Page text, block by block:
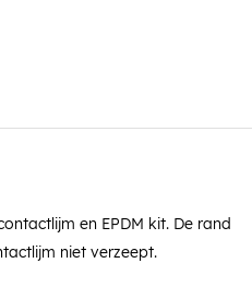
en EPDM kit. De rand
niet verzeept.